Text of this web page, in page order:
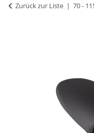
Zurück zur Liste 70 -